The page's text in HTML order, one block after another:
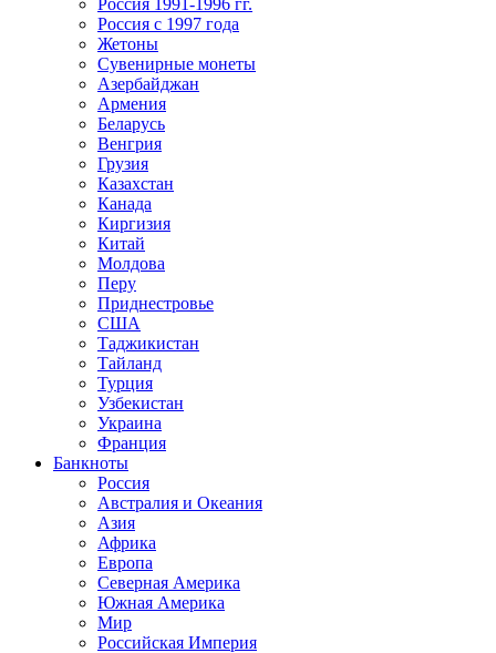
Россия 1991-1996 гг.
Россия с 1997 года
Жетоны
Сувенирные монеты
Азербайджан
Армения
Беларусь
Венгрия
Грузия
Казахстан
Канада
Киргизия
Китай
Молдова
Перу
Приднестровье
США
Таджикистан
Тайланд
Турция
Узбекистан
Украина
Франция
Банкноты
Россия
Австралия и Океания
Азия
Африка
Европа
Северная Америка
Южная Америка
Мир
Российская Империя